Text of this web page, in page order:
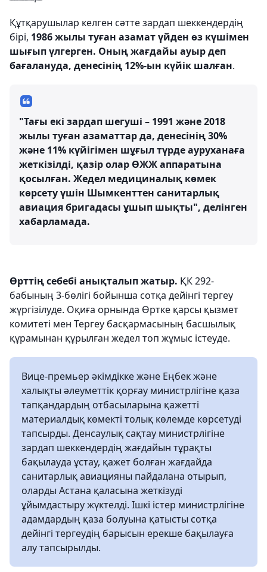
Құтқарушылар келген сәтте зардап шеккендердің
бірі, 1986 жылы туған азамат үйден өз күшімен
шығып үлгерген. Оның жағдайы ауыр деп
бағалануда, денесінің 12%-ын күйік шалған.
"Тағы екі зардап шегуші – 1991 және 2018
жылы туған азаматтар да, денесінің 30%
және 11% күйігімен шұғыл түрде ауруханаға
жеткізілді, қазір олар ӨЖЖ аппаратына
қосылған. Жедел медициналық көмек
көрсету үшін Шымкенттен санитарлық
авиация бригадасы ұшып шықты", делінген
хабарламада.
Өрттің себебі анықталып жатыр. ҚК 292-
бабының 3-бөлігі бойынша сотқа дейінгі тергеу
жүргізілуде. Оқиға орнында Өртке қарсы қызмет
комитеті мен Тергеу басқармасының басшылық
құрамынан құрылған жедел топ жұмыс істеуде.
Вице-премьер әкімдікке және Еңбек және
халықты әлеуметтік қорғау министрлігіне қаза
тапқандардың отбасыларына қажетті
материалдық көмекті толық көлемде көрсетуді
тапсырды. Денсаулық сақтау министрлігіне
зардап шеккендердің жағдайын тұрақты
бақылауда ұстау, қажет болған жағдайда
санитарлық авиацияны пайдалана отырып,
оларды Астана қаласына жеткізуді
ұйымдастыру жүктелді. Ішкі істер министрлігіне
адамдардың қаза болуына қатысты сотқа
дейінгі тергеудің барысын ерекше бақылауға
алу тапсырылды.